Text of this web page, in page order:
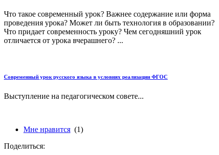
Что такое современный урок? Важнее содержание или форма
проведения урока? Может ли быть технология в образовании?
Что придает современность уроку? Чем сегодняшний урок
отличается от урока вчерашнего? ...
Современный урок русского языка в условиях реализации ФГОС
Выступление на педагогическом совете...
Мне нравится (1)
Поделиться: